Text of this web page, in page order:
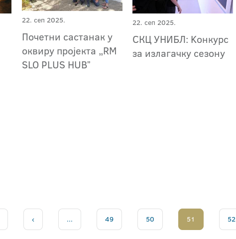
22. сеп 2025.
Почетни састанак у
оквиру пројекта „RM
SLO PLUS HUBˮ
22. сеп 2025.
СКЦ УНИБЛ: Kонкурс
за излагачку сезону
‹ ... 49 50 51 52